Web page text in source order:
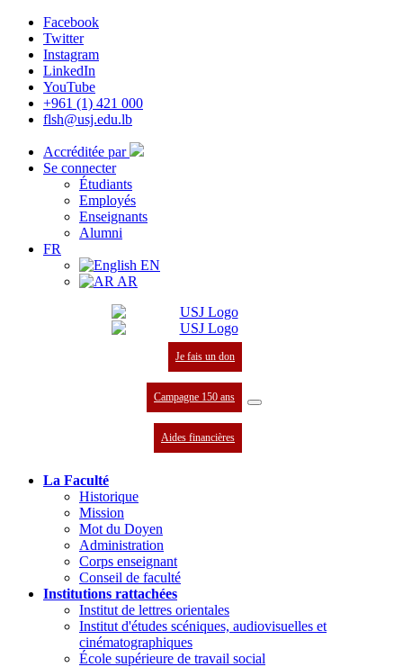
Facebook
Twitter
Instagram
LinkedIn
YouTube
+961 (1) 421 000
flsh@usj.edu.lb
Accréditée par
Se connecter
Étudiants
Employés
Enseignants
Alumni
FR
EN
AR
Je fais un don
Campagne 150 ans
Aides financières
La Faculté
Historique
Mission
Mot du Doyen
Administration
Corps enseignant
Conseil de faculté
Institutions rattachées
Institut de lettres orientales
Institut d'études scéniques, audiovisuelles et
cinématographiques
École supérieure de travail social